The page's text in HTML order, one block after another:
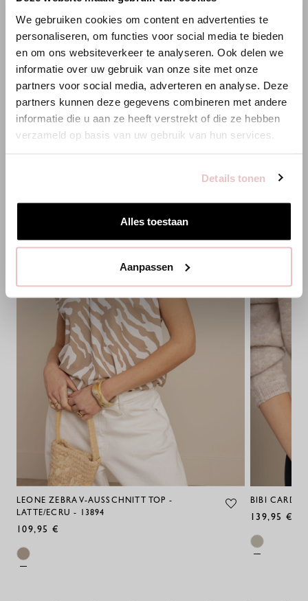
We gebruiken cookies om content en advertenties te
personaliseren, om functies voor social media te bieden
en om ons websiteverkeer te analyseren. Ook delen we
informatie over uw gebruik van onze site met onze
partners voor social media, adverteren en analyse. Deze
partners kunnen deze gegevens combineren met andere
informatie die u aan ze heeft verstrekt of die ze hebben
verzameld op basis van uw gebruik van hun services.
Details tonen
Alles toestaan
Aanpassen
Travelstoff ist ein komfortabler, pflegeleichter Stretchstoff, der
kaum knittert und lange schön bleibt. Travelstoff Heavy überzeugt
durch eine festere, reichhaltige Qualität mit mehr Struktur und
Substanz, ohne auf Stretch und Tragekomfort zu verzichten. Der
Stoff fällt kraftvoll und elegant, fühlt sich robust an und bleibt
besonders formstabil. Eine luxuriöse, feste Qualität für eine
gepflegte und selbstbewusste Ausstrahlung.
Wasser
Emissionen
8.00 kg CO2
Energie
36.00 kWh
PASSENDE PRODUKTE
LEONE ZEBRA V-AUSSCHNITT TOP -
LATTE/ECRU - 13894
109,95 €
BIBI
139,95 €
ANNELOES
Es scheint, dass du uns von einem anderen Land aus
Bist du am richtigen Ort?
Zur niederländischen Seite wechseln